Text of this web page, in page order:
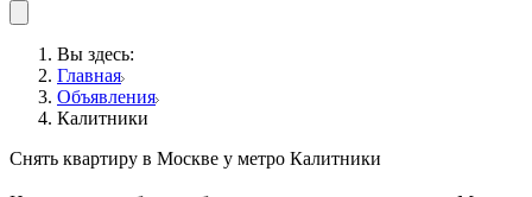
Вы здесь:
Главная
Объявления
Калитники
Снять квартиру в Москве у метро Калитники